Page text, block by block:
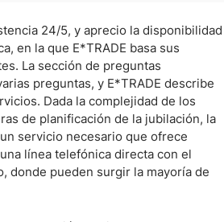
24/5, y aprecio la disponibilidad
en la que E*TRADE basa sus
La sección de preguntas
preguntas, y E*TRADE describe
Dada la complejidad de los
de planificación de la jubilación, la
servicio necesario que ofrece
línea telefónica directa con el
donde pueden surgir la mayoría de